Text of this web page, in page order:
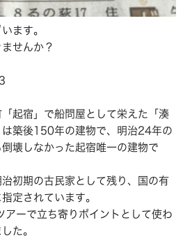
ます。
せんか？
起宿」で船問屋として栄えた「湊
は築後150年の建物で、明治24年の
壊しなかった起宿唯一の建物で
初期の古民家として残り、国の有
定されています。
ーで立ち寄りポイントとして使わ
た。